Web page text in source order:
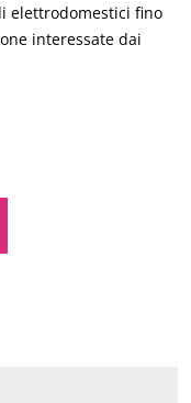
elettrodomestici fino
interessate dai